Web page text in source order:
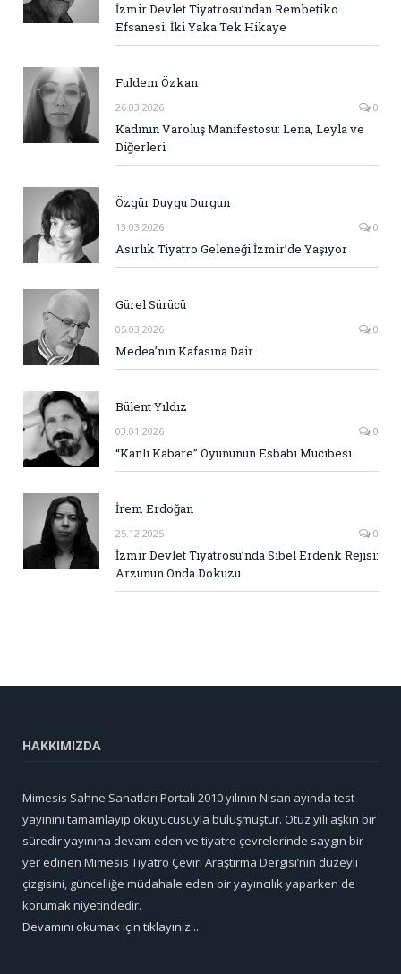
İzmir Devlet Tiyatrosu’ndan Rembetiko
Efsanesi: İki Yaka Tek Hikaye
Fuldem Özkan
26.03.2026 0
Kadının Varoluş Manifestosu: Lena, Leyla ve
Diğerleri
Özgür Duygu Durgun
13.03.2026 0
Asırlık Tiyatro Geleneği İzmir’de Yaşıyor
Gürel Sürücü
05.03.2026 0
Medea’nın Kafasına Dair
Bülent Yıldız
03.01.2026 0
“Kanlı Kabare” Oyununun Esbabı Mucibesi
İrem Erdoğan
25.12.2025 0
İzmir Devlet Tiyatrosu’nda Sibel Erdenk Rejisi:
Arzunun Onda Dokuzu
HAKKIMIZDA
Mimesis Sahne Sanatları Portali 2010 yılının Nisan ayında test
yayınını tamamlayıp okuyucusuyla buluşmuştur. Otuz yılı aşkın bir
süredir yayınına devam eden ve tiyatro çevrelerinde saygın bir
yer edinen Mimesis Tiyatro Çeviri Araştırma Dergisi’nin düzeyli
çizgisini, güncelliğe müdahale eden bir yayıncılık yaparken de
korumak niyetindedir.
Devamını okumak için tıklayınız...